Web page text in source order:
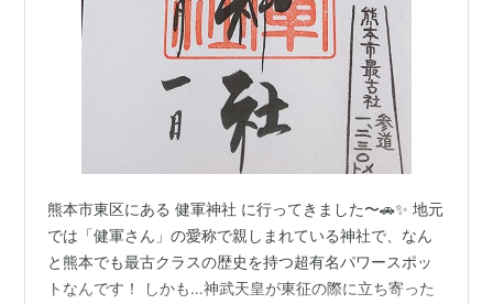
熊本市東区にある 健軍神社 に行ってきました〜🚗✨ 地元
では「健軍さん」の愛称で親しまれている神社で、なん
と熊本でも最古クラスの歴史を持つ超有名パワースポッ
トなんです！ しかも…神武天皇が東征の際に立ち寄った